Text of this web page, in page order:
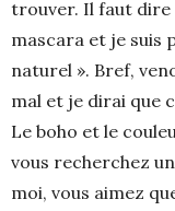
trouver. Il faut dire
mascara et je suis
naturel ». Bref,
mal et je dirai que
Le boho et le
vous recherchez
moi, vous aimez